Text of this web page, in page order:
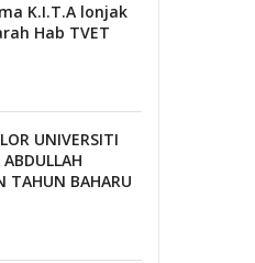
K.I.T.A lonjak
Hab TVET
UNIVERSITI
TAHUN BAHARU